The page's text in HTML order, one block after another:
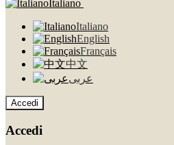
Italiano
Italiano
English
Français
中文
عربى
Accedi
Accedi